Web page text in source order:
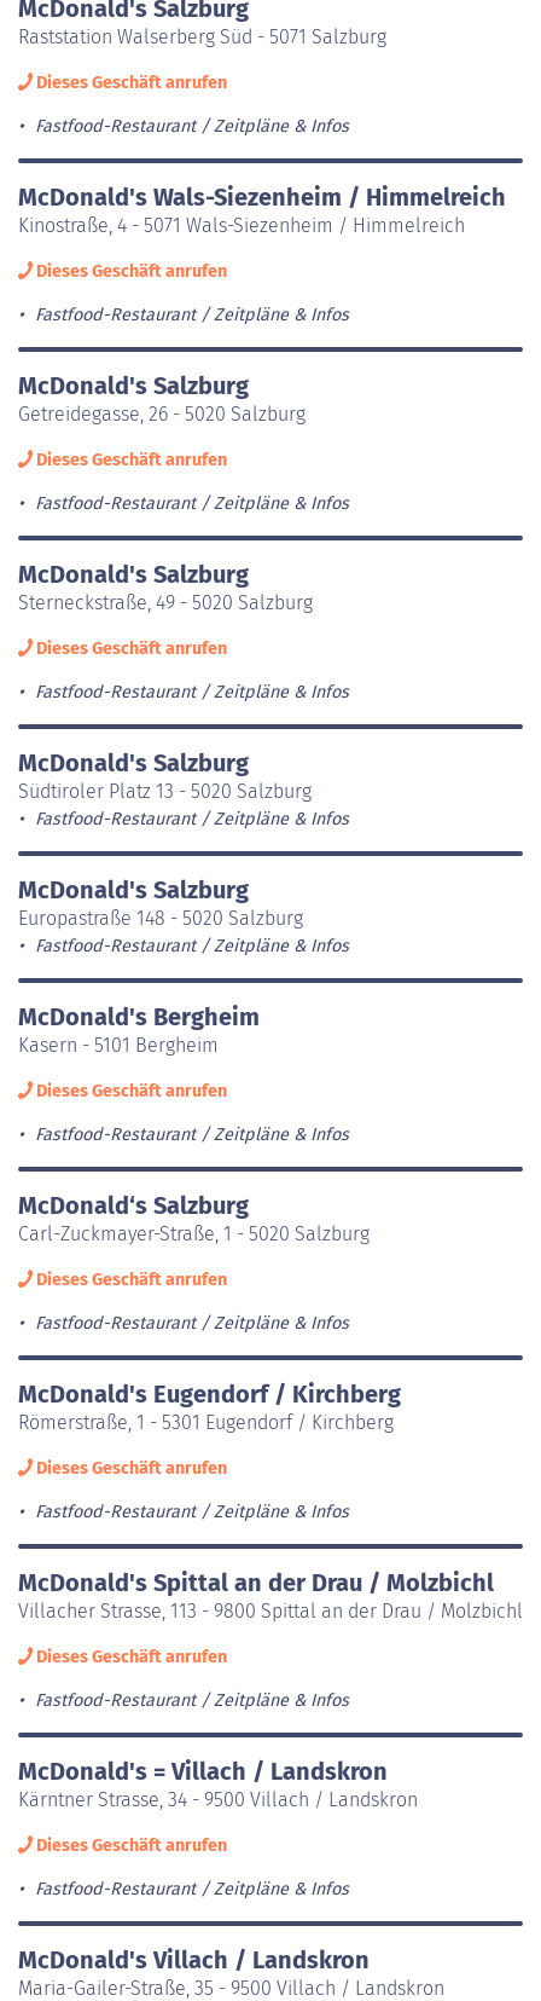
McDonald's Salzburg
Raststation Walserberg Süd - 5071 Salzburg
Dieses Geschäft anrufen
Fastfood-Restaurant Zeitpläne & Infos
McDonald's Wals-Siezenheim / Himmelreich
Kinostraße, 4 - 5071 Wals-Siezenheim / Himmelreich
Dieses Geschäft anrufen
Fastfood-Restaurant Zeitpläne & Infos
McDonald's Salzburg
Getreidegasse, 26 - 5020 Salzburg
Dieses Geschäft anrufen
Fastfood-Restaurant Zeitpläne & Infos
McDonald's Salzburg
Sterneckstraße, 49 - 5020 Salzburg
Dieses Geschäft anrufen
Fastfood-Restaurant Zeitpläne & Infos
McDonald's Salzburg
Südtiroler Platz 13 - 5020 Salzburg
Fastfood-Restaurant Zeitpläne & Infos
McDonald's Salzburg
Europastraße 148 - 5020 Salzburg
Fastfood-Restaurant Zeitpläne & Infos
McDonald's Bergheim
Kasern - 5101 Bergheim
Dieses Geschäft anrufen
Fastfood-Restaurant Zeitpläne & Infos
McDonald‘s Salzburg
Carl-Zuckmayer-Straße, 1 - 5020 Salzburg
Dieses Geschäft anrufen
Fastfood-Restaurant Zeitpläne & Infos
McDonald's Eugendorf / Kirchberg
Römerstraße, 1 - 5301 Eugendorf / Kirchberg
Dieses Geschäft anrufen
Fastfood-Restaurant Zeitpläne & Infos
McDonald's Spittal an der Drau / Molzbichl
Villacher Strasse, 113 - 9800 Spittal an der Drau / Molzbichl
Dieses Geschäft anrufen
Fastfood-Restaurant Zeitpläne & Infos
McDonald's = Villach / Landskron
Kärntner Strasse, 34 - 9500 Villach / Landskron
Dieses Geschäft anrufen
Fastfood-Restaurant Zeitpläne & Infos
McDonald's Villach / Landskron
Maria-Gailer-Straße, 35 - 9500 Villach / Landskron